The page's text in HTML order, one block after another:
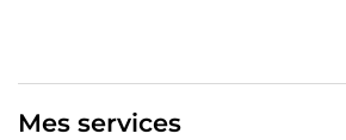
Mes services